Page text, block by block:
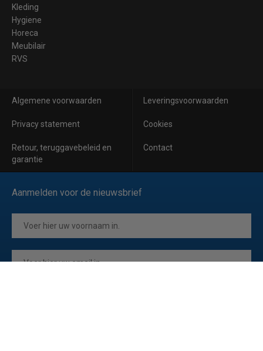
Kleding
Hygiene
Horeca
Meubilair
RVS
Algemene voorwaarden Leveringsvoorwaarden
Privacy statement Cookies
Retour, teruggavebeleid en
garantie
Contact
Aanmelden voor de nieuwsbrief